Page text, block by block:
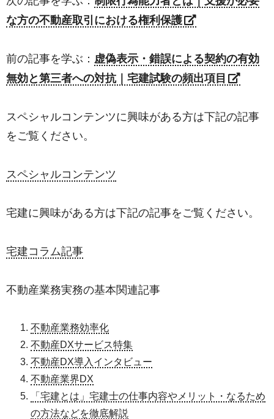
な方の不動産取引における権利保護
前の記事を学ぶ： 虚偽表示・錯誤による契約の有効
無効と第三者への対抗｜宅建試験の頻出項目
スペシャルコンテンツに興味がある方は下記の記事
をご覧ください。
スペシャルコンテンツ
宅建に興味がある方は下記の記事をご覧ください。
宅建コラム記事
不動産業務実務の基本関連記事
不動産業務効率化
不動産DXサービス特集
不動産DX導入インタビュー
不動産業界DX
「宅建とは」宅建士の仕事内容やメリット・なるため
の方法などを徹底解説